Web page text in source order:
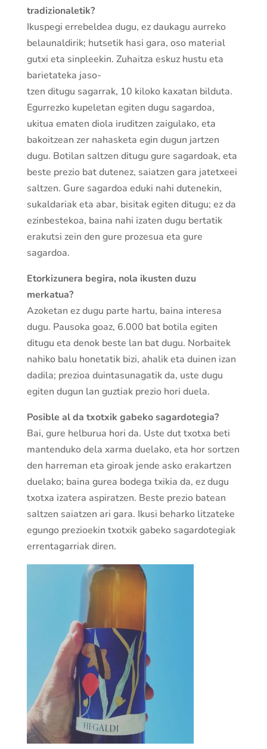
tradizionaletik?
Ikuspegi errebeldea dugu, ez daukagu aurreko
belaunaldirik; hutsetik hasi gara, oso material
gutxi eta sinpleekin. Zuhaitza eskuz hustu eta
barietateka jaso-
tzen ditugu sagarrak, 10 kiloko kaxatan bilduta.
Egurrezko kupeletan egiten dugu sagardoa,
ukitua ematen diola iruditzen zaigulako, eta
bakoitzean zer nahasketa egin dugun jartzen
dugu. Botilan saltzen ditugu gure sagardoak, eta
beste prezio bat dutenez, saiatzen gara jatetxeei
saltzen. Gure sagardoa eduki nahi dutenekin,
sukaldariak eta abar, bisitak egiten ditugu; ez da
ezinbestekoa, baina nahi izaten dugu bertatik
erakutsi zein den gure prozesua eta gure
sagardoa.
Etorkizunera begira, nola ikusten duzu
merkatua?
Azoketan ez dugu parte hartu, baina interesa
dugu. Pausoka goaz, 6.000 bat botila egiten
ditugu eta denok beste lan bat dugu. Norbaitek
nahiko balu honetatik bizi, ahalik eta duinen izan
dadila; prezioa duintasunagatik da, uste dugu
egiten dugun lan guztiak prezio hori duela.
Posible al da txotxik gabeko sagardotegia?
Bai, gure helburua hori da. Uste dut txotxa beti
mantenduko dela xarma duelako, eta hor sortzen
den harreman eta giroak jende asko erakartzen
duelako; baina gurea bodega txikia da, ez dugu
txotxa izatera aspiratzen. Beste prezio batean
saltzen saiatzen ari gara. Ikusi beharko litzateke
egungo prezioekin txotxik gabeko sagardotegiak
errentagarriak diren.